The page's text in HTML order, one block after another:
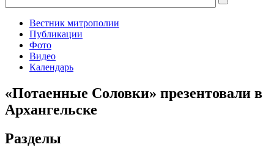
Вестник митрополии
Публикации
Фото
Видео
Календарь
«Потаенные Соловки» презентовали в
Архангельске
Разделы